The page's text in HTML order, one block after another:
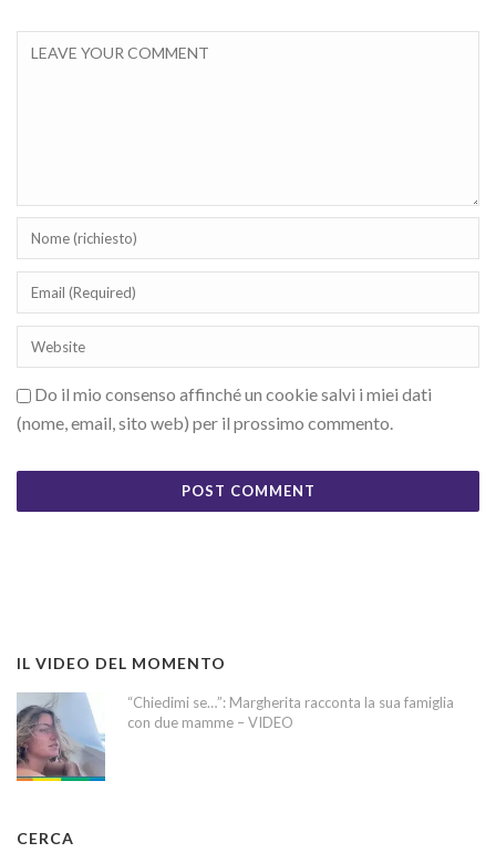
Do il mio consenso affinché un cookie salvi i miei dati
(nome, email, sito web) per il prossimo commento.
IL VIDEO DEL MOMENTO
“Chiedimi se…”: Margherita racconta la sua famiglia
con due mamme – VIDEO
CERCA